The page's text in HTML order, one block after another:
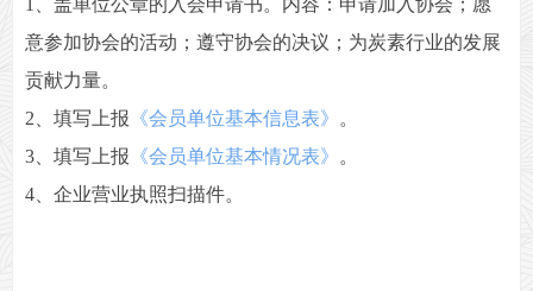
1、盖单位公章的入会申请书。内容：申请加入协会；愿
意参加协会的活动；遵守协会的决议；为炭素行业的发展
贡献力量。
2、填写上报 《会员单位基本信息表》
。
3、填写上报 《会员单位基本情况表》
。
4、企业营业执照扫描件。